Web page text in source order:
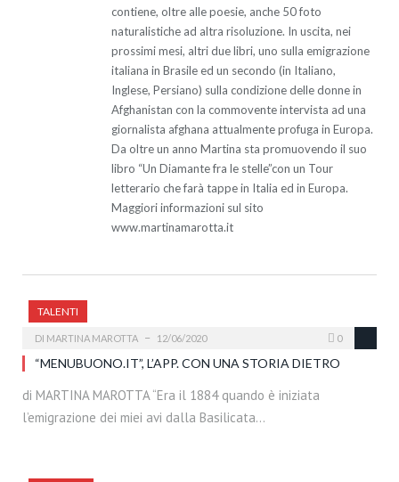
contiene, oltre alle poesie, anche 50 foto
naturalistiche ad altra risoluzione. In uscita, nei
prossimi mesi, altri due libri, uno sulla emigrazione
italiana in Brasile ed un secondo (in Italiano,
Inglese, Persiano) sulla condizione delle donne in
Afghanistan con la commovente intervista ad una
giornalista afghana attualmente profuga in Europa.
Da oltre un anno Martina sta promuovendo il suo
libro “Un Diamante fra le stelle”con un Tour
letterario che farà tappe in Italia ed in Europa.
Maggiori informazioni sul sito
www.martinamarotta.it
TALENTI
DI MARTINA MAROTTA 12/06/2020 0
“MENUBUONO.IT”, L’APP. CON UNA STORIA DIETRO
di MARTINA MAROTTA “Era il 1884 quando è iniziata
l’emigrazione dei miei avi dalla Basilicata…